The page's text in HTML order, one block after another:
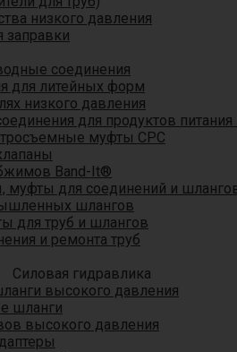
низкого давления
заправки
соединения
для литейных форм
низкого давления
для продуктов питания
муфты CPC
Band-It®
для соединений и
шлангов
для труб и шлангов
и ремонта труб
Силовая гидравлика
высокого давления
шланги
высокого давления